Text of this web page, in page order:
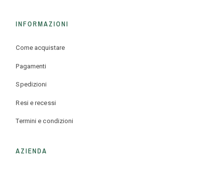
INFORMAZIONI
Come acquistare
Pagamenti
Spedizioni
Resi e recessi
Termini e condizioni
AZIENDA